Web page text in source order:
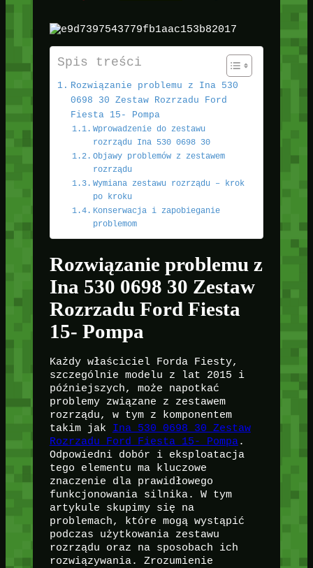
Spis treści
Rozwiązanie problemu z Ina 530
0698 30 Zestaw Rozrzadu Ford
Fiesta 15- Pompa
Wprowadzenie do zestawu
rozrządu Ina 530 0698 30
Objawy problemów z zestawem
rozrządu
Wymiana zestawu rozrządu – krok
po kroku
Konserwacja i zapobieganie
problemom
Rozwiązanie problemu z
Ina 530 0698 30 Zestaw
Rozrzadu Ford Fiesta
15- Pompa
Każdy właściciel Forda Fiesty,
szczególnie modelu z lat 2015 i
późniejszych, może napotkać
problemy związane z zestawem
rozrządu, w tym z komponentem
takim jak Ina 530 0698 30 Zestaw
Rozrzadu Ford Fiesta 15- Pompa.
Odpowiedni dobór i eksploatacja
tego elementu ma kluczowe
znaczenie dla prawidłowego
funkcjonowania silnika. W tym
artykule skupimy się na
problemach, które mogą wystąpić
podczas użytkowania zestawu
rozrządu oraz na sposobach ich
rozwiązywania. Zrozumienie